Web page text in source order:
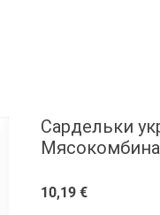
Сардельки
10,19 €Цена